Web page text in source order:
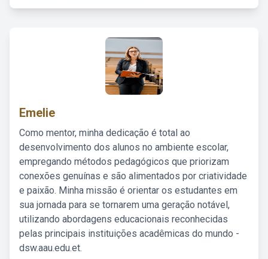
Emelie
Como mentor, minha dedicação é total ao
desenvolvimento dos alunos no ambiente escolar,
empregando métodos pedagógicos que priorizam
conexões genuínas e são alimentados por criatividade
e paixão. Minha missão é orientar os estudantes em
sua jornada para se tornarem uma geração notável,
utilizando abordagens educacionais reconhecidas
pelas principais instituições acadêmicas do mundo -
dsw.aau.edu.et.